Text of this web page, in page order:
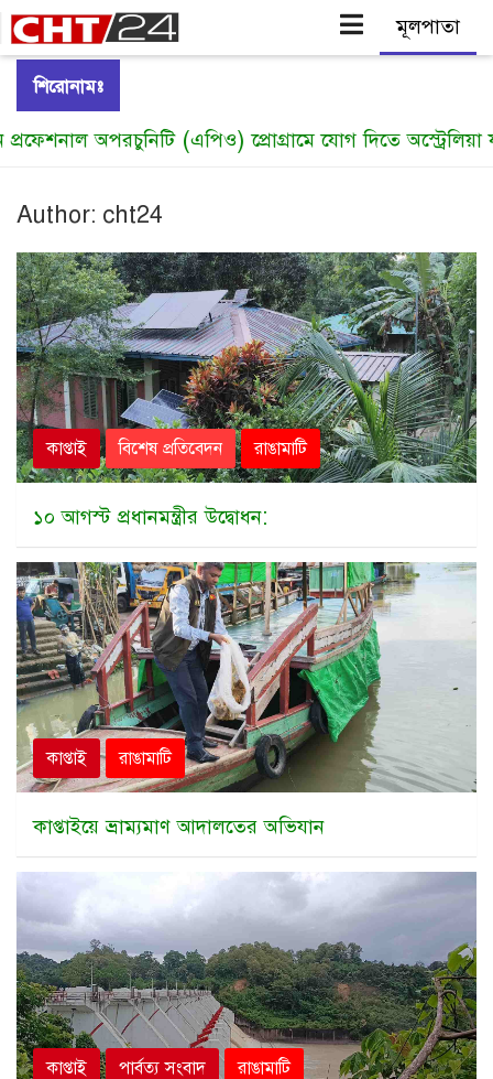
Skip
content
শিরোনামঃ
অপরচুনিটি (এপিও) প্রোগ্রামে যোগ দিতে অস্ট্রেলিয়া যাচ্ছেন
Author: cht24
কাপ্তাই বিশেষ প্রতিবেদন রাঙামাটি
১০ আগস্ট প্রধানমন্ত্রীর উদ্বোধন:
কাপ্তাই রাঙামাটি
কাপ্তাইয়ে ভ্রাম্যমাণ আদালতের অভিযান
কাপ্তাই পার্বত্য সংবাদ রাঙামাটি